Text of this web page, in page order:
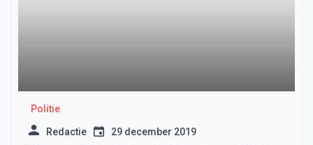
Politie
Redactie 29 december 2019